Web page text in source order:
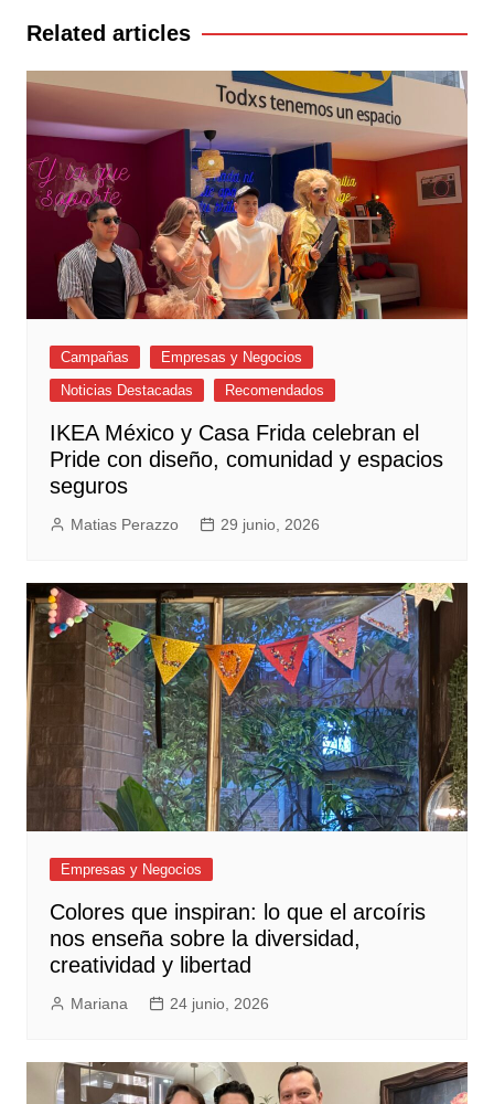
entradas
Related articles
Campañas
Empresas y Negocios
Noticias Destacadas
Recomendados
IKEA México y Casa Frida celebran el
Pride con diseño, comunidad y espacios
seguros
Matias Perazzo 29 junio, 2026
Empresas y Negocios
Colores que inspiran: lo que el arcoíris
nos enseña sobre la diversidad,
creatividad y libertad
Mariana 24 junio, 2026